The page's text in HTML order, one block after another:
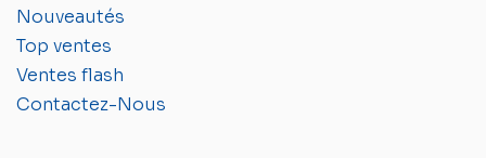
Nouveautés
Top ventes
Ventes flash
Contactez-Nous